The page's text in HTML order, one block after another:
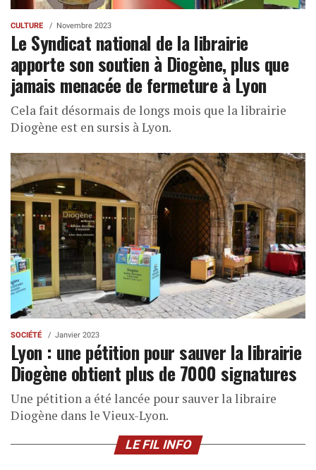
CULTURE Novembre 2023
Le Syndicat national de la librairie
apporte son soutien à Diogène, plus que
jamais menacée de fermeture à Lyon
Cela fait désormais de longs mois que la librairie
Diogène est en sursis à Lyon.
SOCIÉTÉ Janvier 2023
Lyon : une pétition pour sauver la librairie
Diogène obtient plus de 7000 signatures
Une pétition a été lancée pour sauver la libraire
Diogène dans le Vieux-Lyon.
LE FIL INFO